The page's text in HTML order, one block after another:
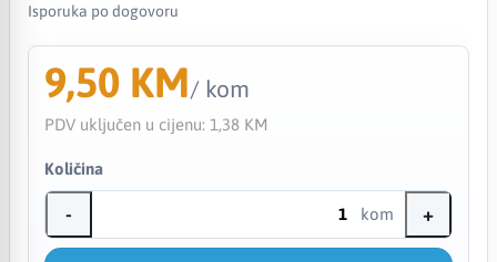
Isporuka po dogovoru
9,50 KM/ kom
PDV uključen u cijenu: 1,38 KM
Količina
- kom +